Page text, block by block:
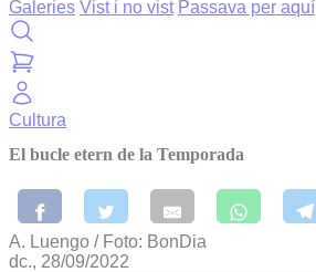
Galeries Vist i no vist Passava per aquí
Cultura
El bucle etern de la Temporada
A. Luengo / Foto: BonDia
dc., 28/09/2022